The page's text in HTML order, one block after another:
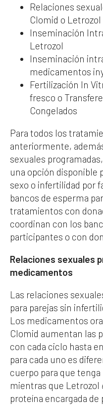
Relaciones
Clomid o Letrozol
Inseminación
Letrozol
Inseminación
medicamentos
Fertilización In
fresco o
Congelados
Para todos los
anteriormente,
sexuales
una opción disponible
sexo o infertilidad por
bancos de esperma
tratamientos con
coordinan con los
participantes o con
Relaciones sexuales
medicamentos
Las relaciones
para parejas sin
Los medicamentos
Clomid aumentan las
con cada ciclo hasta
para cada uno es
cuerpo para que
mientras que Letrozol
proteína encargada